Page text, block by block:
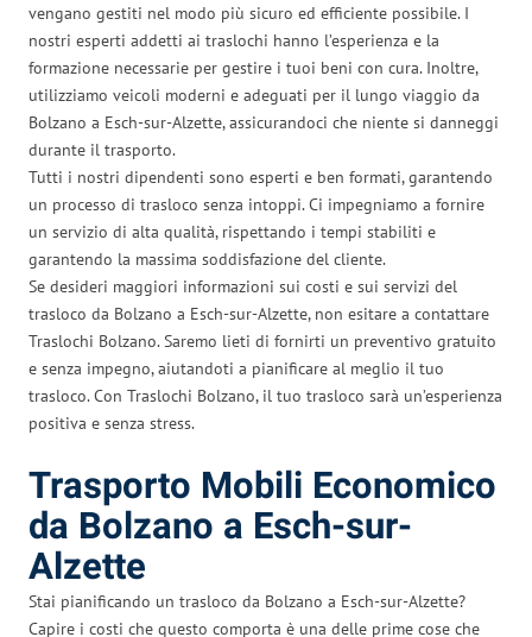
vengano gestiti nel modo più sicuro ed efficiente possibile. I
nostri esperti addetti ai traslochi hanno l’esperienza e la
formazione necessarie per gestire i tuoi beni con cura. Inoltre,
utilizziamo veicoli moderni e adeguati per il lungo viaggio da
Bolzano a Esch-sur-Alzette, assicurandoci che niente si danneggi
durante il trasporto.
Tutti i nostri dipendenti sono esperti e ben formati, garantendo
un processo di trasloco senza intoppi. Ci impegniamo a fornire
un servizio di alta qualità, rispettando i tempi stabiliti e
garantendo la massima soddisfazione del cliente.
Se desideri maggiori informazioni sui costi e sui servizi del
trasloco da Bolzano a Esch-sur-Alzette, non esitare a contattare
Traslochi Bolzano. Saremo lieti di fornirti un preventivo gratuito
e senza impegno, aiutandoti a pianificare al meglio il tuo
trasloco. Con Traslochi Bolzano, il tuo trasloco sarà un’esperienza
positiva e senza stress.
Trasporto Mobili Economico
da Bolzano a Esch-sur-
Alzette
Stai pianificando un trasloco da Bolzano a Esch-sur-Alzette?
Capire i costi che questo comporta è una delle prime cose che